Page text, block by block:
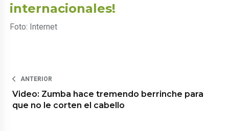
internacionales!
Foto: Internet
ANTERIOR
Video: Zumba hace tremendo berrinche para
que no le corten el cabello